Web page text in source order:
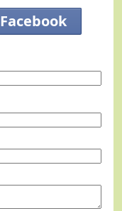
Facebook